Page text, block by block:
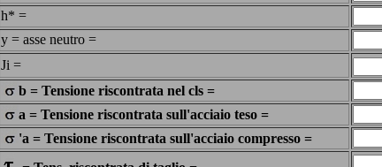
h* =
y = asse neutro =
Ji =
b = Tensione riscontrata nel cls =
a = Tensione riscontrata sull'acciaio teso =
'a = Tensione riscontrata sull'acciaio compresso =